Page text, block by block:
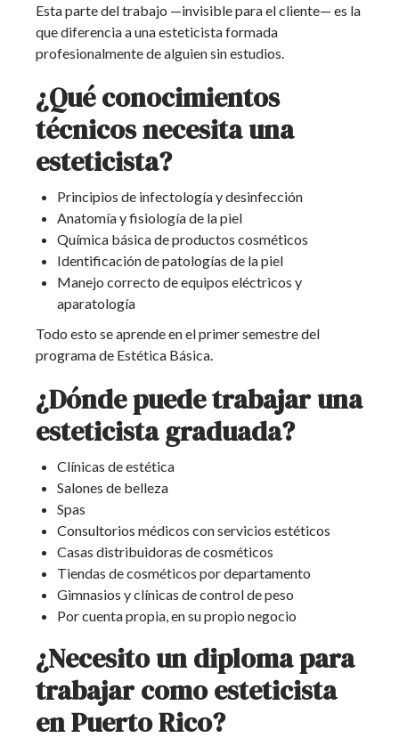
Esta parte del trabajo —invisible para el cliente— es la
que diferencia a una esteticista formada
profesionalmente de alguien sin estudios.
¿Qué conocimientos
técnicos necesita una
esteticista?
Principios de infectología y desinfección
Anatomía y fisiología de la piel
Química básica de productos cosméticos
Identificación de patologías de la piel
Manejo correcto de equipos eléctricos y
aparatología
Todo esto se aprende en el primer semestre del
programa de Estética Básica.
¿Dónde puede trabajar una
esteticista graduada?
Clínicas de estética
Salones de belleza
Spas
Consultorios médicos con servicios estéticos
Casas distribuidoras de cosméticos
Tiendas de cosméticos por departamento
Gimnasios y clínicas de control de peso
Por cuenta propia, en su propio negocio
¿Necesito un diploma para
trabajar como esteticista
en Puerto Rico?